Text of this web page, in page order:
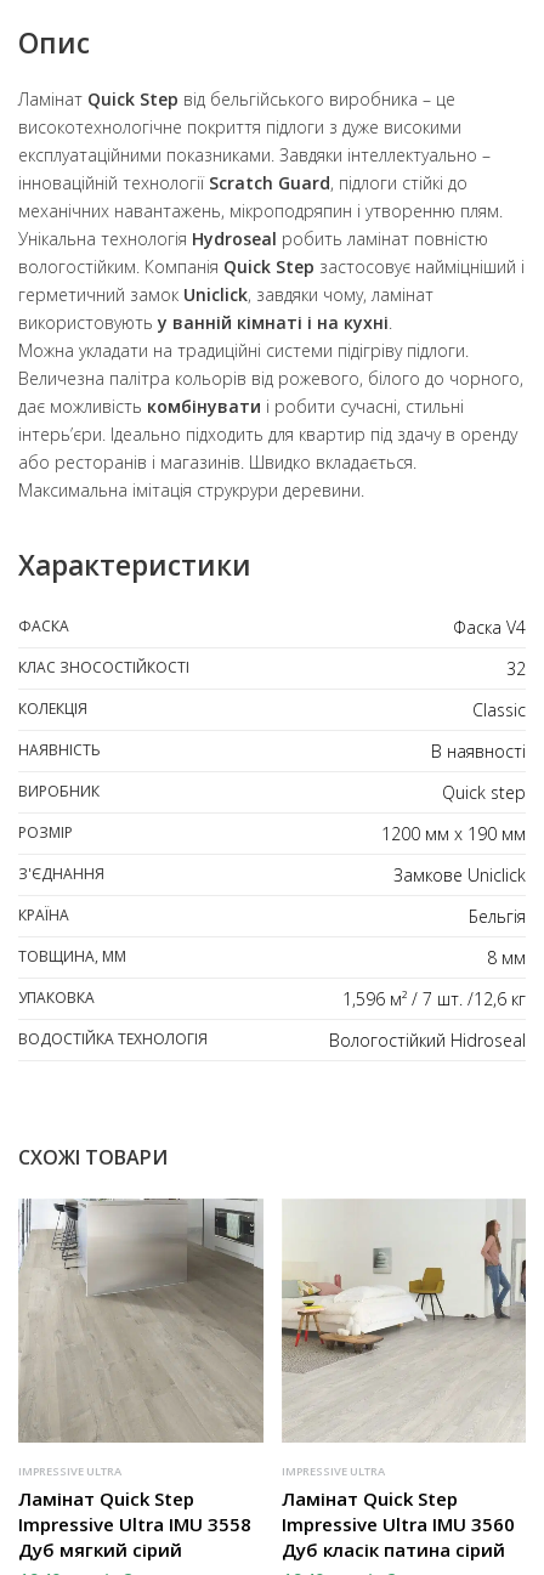
Опис
Ламінат Quick Step від бельгійського виробника – це
високотехнологічне покриття підлоги з дуже високими
експлуатаційними показниками. Завдяки інтеллектуально –
інноваційній технології Scratch Guard, підлоги стійкі до
механічних навантажень, мікроподряпин і утворенню плям.
Унікальна технологія Hydroseal робить ламінат повністю
вологостійким. Компанія Quick Step застосовує найміцніший і
герметичний замок Uniclick, завдяки чому, ламінат
використовуютьу ванній кімнаті і на кухні
Можна укладати на традиційні системи підігріву підлоги.
Величезна палітра кольорів від рожевого, білого до чорного,
дає можливість комбінувати і робити сучасні, стильні
інтерь’єри. Ідеально підходить для квартир під здачу в оренду
або ресторанів і магазинів. Швидко вкладається.
Максимальна імітація струкрури деревини.
Характеристики
ФАСКА Фаска V4
КЛАС ЗНОСОСТІЙКОСТІ 32
КОЛЕКЦІЯ Classic
НАЯВНІСТЬ В наявності
ВИРОБНИК Quick step
РОЗМІР 1200 мм х 190 мм
З'ЄДНАННЯ Замкове Uniclick
КРАЇНА Бельгія
ТОВЩИНА, ММ 8 мм
УПАКОВКА 1,596 м² / 7 шт. /12,6 кг
ВОДОСТІЙКА ТЕХНОЛОГІЯ Вологостійкий Hidroseal
СХОЖІ ТОВАРИ
IMPRESSIVE ULTRA
Ламінат Quick Step
Impressive Ultra IMU 3558
Дуб мягкий сірий
IMPRESSIVE ULTRA
Ламінат Quick Step
Impressive Ultra IMU 3560
Дуб класік патина сірий